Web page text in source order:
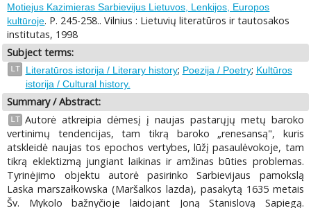
Motiejus Kazimieras Sarbievijus Lietuvos, Lenkijos, Europos
kultūroje. P. 245-258.. Vilnius : Lietuvių literatūros ir tautosakos
institutas, 1998
Subject terms:
LT Literatūros istorija / Literary history; Poezija / Poetry; Kultūros
istorija / Cultural history.
Summary / Abstract:
LT Autorė atkreipia dėmesį į naujas pastarųjų metų baroko
vertinimų tendencijas, tam tikrą baroko „renesansą", kuris
atskleidė naujas tos epochos vertybes, lūžį pasaulėvokoje, tam
tikrą eklektizmą jungiant laikinas ir amžinas būties problemas.
Tyrinėjimo objektu autorė pasirinko Sarbievijaus pamokslą
Laska marszałkowska (Maršalkos lazda), pasakytą 1635 metais
Šv. Mykolo bažnyčioje laidojant Joną Stanislovą Sapiegą.